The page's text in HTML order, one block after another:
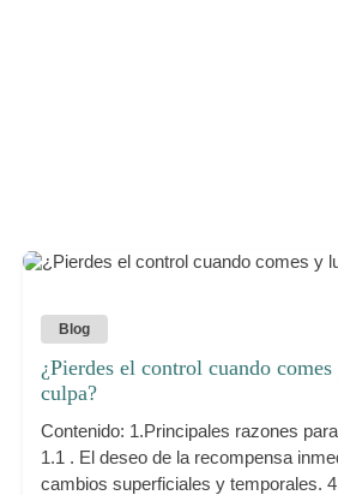
Blog
¿Pierdes el control cuando
culpa?
Contenido: 1.Principales razones
1.1 . El deseo de la recompensa
cambios superficiales y temporales.